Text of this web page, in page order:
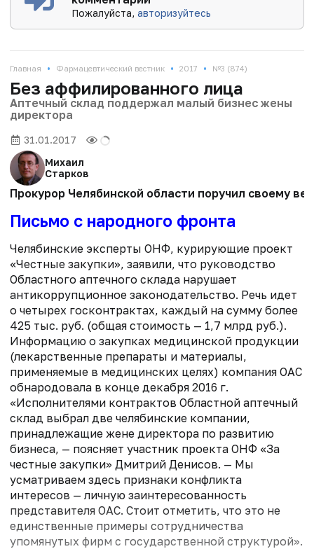
Пожалуйста,авторизуйтесь
Главная • Фармацевтический вестник • 2017 • №3 (874)
Без аффилированного лица
Аптечный склад поддержал малый бизнес жены
директора
31.01.2017
Михаил
Старков
Прокурор Челябинской области поручил своему
Письмо с народного фронта
Челябинские эксперты ОНФ, курирующие проект
«Честные закупки», заявили, что руководство
Областного аптечного склада нарушает
антикоррупционное законодательство. Речь идет
о четырех госконтрактах, каждый на сумму более
425 тыс. руб. (общая стоимость — 1,7 млрд руб.).
Информацию о закупках медицинской продукции
(лекарственные препараты и материалы,
применяемые в медицинских целях) компания ОАС
обнародовала в конце декабря 2016 г.
«Исполнителями контрактов Областной аптечный
склад выбрал две челябинские компании,
принадлежащие жене директора по развитию
бизнеса, — поясняет участник проекта ОНФ «За
честные закупки» Дмитрий Денисов. — Мы
усматриваем здесь признаки конфликта
интересов — личную заинтересованность
представителя ОАС. Стоит отметить, что это не
единственные примеры сотрудничества
упомянутых фирм с государственной структурой».